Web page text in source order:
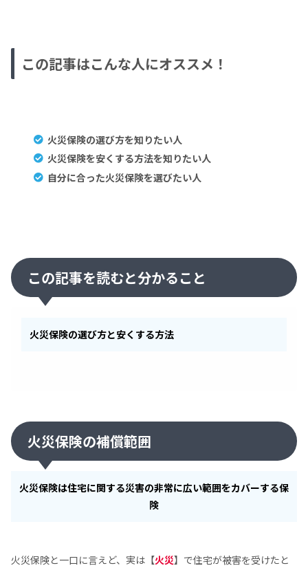
この記事はこんな人にオススメ！
火災保険の選び方を知りたい人
火災保険を安くする方法を知りたい人
自分に合った火災保険を選びたい人
この記事を読むと分かること
火災保険の選び方と安くする方法
火災保険の補償範囲
火災保険は住宅に関する災害の非常に広い範囲をカバーする保
険
火災保険と一口に言えど、実は【火災】で住宅が被害を受けたと